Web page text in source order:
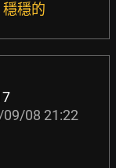
穩的
08 21:22